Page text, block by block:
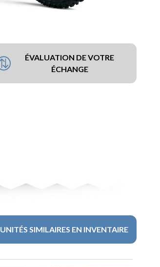
ÉVALUATION DE VOTRE
ÉCHANGE
SIMILAIRES EN INVENTAIRE